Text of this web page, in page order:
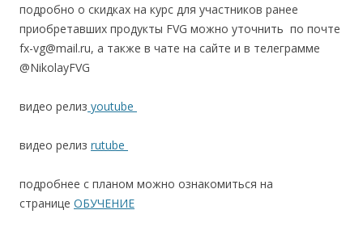
подробно о скидках на курс для участников ранее
приобретавших продукты FVG можно уточнить по почте
fx-vg@mail.ru, а также в чате на сайте и в телеграмме
@NikolayFVG
видео релиз youtube
видео релиз rutube
подробнее с планом можно ознакомиться на
странице ОБУЧЕНИЕ